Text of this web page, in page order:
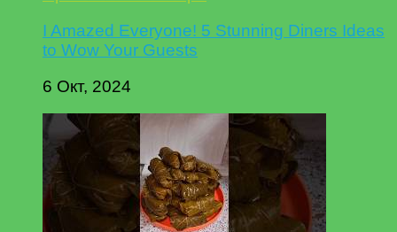
I Amazed Everyone! 5 Stunning Diners Ideas
to Wow Your Guests
6 Окт, 2024